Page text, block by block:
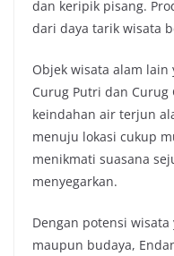
dan keripik pisang.
dari daya tarik wisata
Objek wisata alam
Curug Putri dan Curug
keindahan air terjun
menuju lokasi cukup
menikmati suasana
menyegarkan.
Dengan potensi
maupun budaya,